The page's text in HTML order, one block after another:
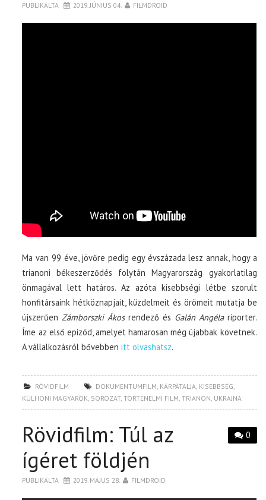
PUBLIKÁLTA 2019. JÚNIUS 04. FILMDROID
Ma van 99 éve, jövőre pedig egy évszázada lesz annak, hogy a
trianoni békeszerződés folytán Magyarország gyakorlatilag
önmagával lett határos. Az azóta kisebbségi létbe szorult
honfitársaink hétköznapjait, küzdelmeit és örömeit mutatja be
újszerűenZámborszki Ákosrendező és Galán Angélariporter.
Íme az első epizód, amelyet hamarosan még újabbak követnek.
A vállalkozásról bővebbenitt olvashatsz.
RÖVIDFILM DOKUMENTUMFILM, KÁRPÁTALJA, KISEBBSÉG,
KÜLHONI MAGYAROK, SOROZAT,TÖRTÉNELMI FILM,TRIANON, UKRAJNA
0
Rövidfilm: Túl az
ígéret földjén
PUBLIKÁLTA 2019. MÁJUS 28. FILMDROID